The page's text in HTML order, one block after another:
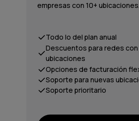
empresas con 10+ ubicaciones.
Todo lo del plan anual
Descuentos para redes
ubicaciones
Opciones de facturación
Soporte para nuevas
Soporte prioritario